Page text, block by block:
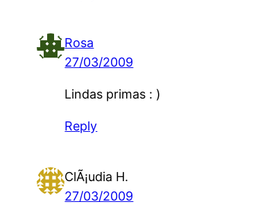
Rosa
27/03/2009
Lindas primas : )
Reply
ClÃ¡udia H.
27/03/2009